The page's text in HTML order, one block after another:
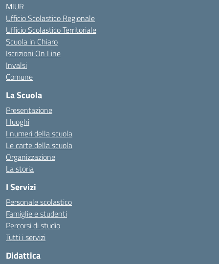
MIUR
Ufficio Scolastico Regionale
Ufficio Scolastico Territoriale
Scuola in Chiaro
Iscrizioni On Line
Invalsi
Comune
La Scuola
Presentazione
I luoghi
I numeri della scuola
Le carte della scuola
Organizzazione
La storia
I Servizi
Personale scolastico
Famiglie e studenti
Percorsi di studio
Tutti i servizi
Didattica